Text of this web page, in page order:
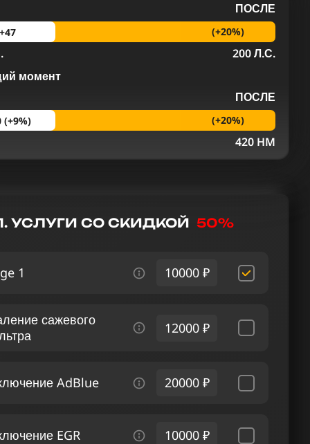
ПОСЛЕ
+47 (+20%)
200 Л.С.
момент
ПОСЛЕ
(+9%) (+20%)
420 HM
УСЛУГИ СО СКИДКОЙ 50%
1 10000 ₽
сажевого
12000 ₽
AdBlue 20000 ₽
EGR 10000 ₽